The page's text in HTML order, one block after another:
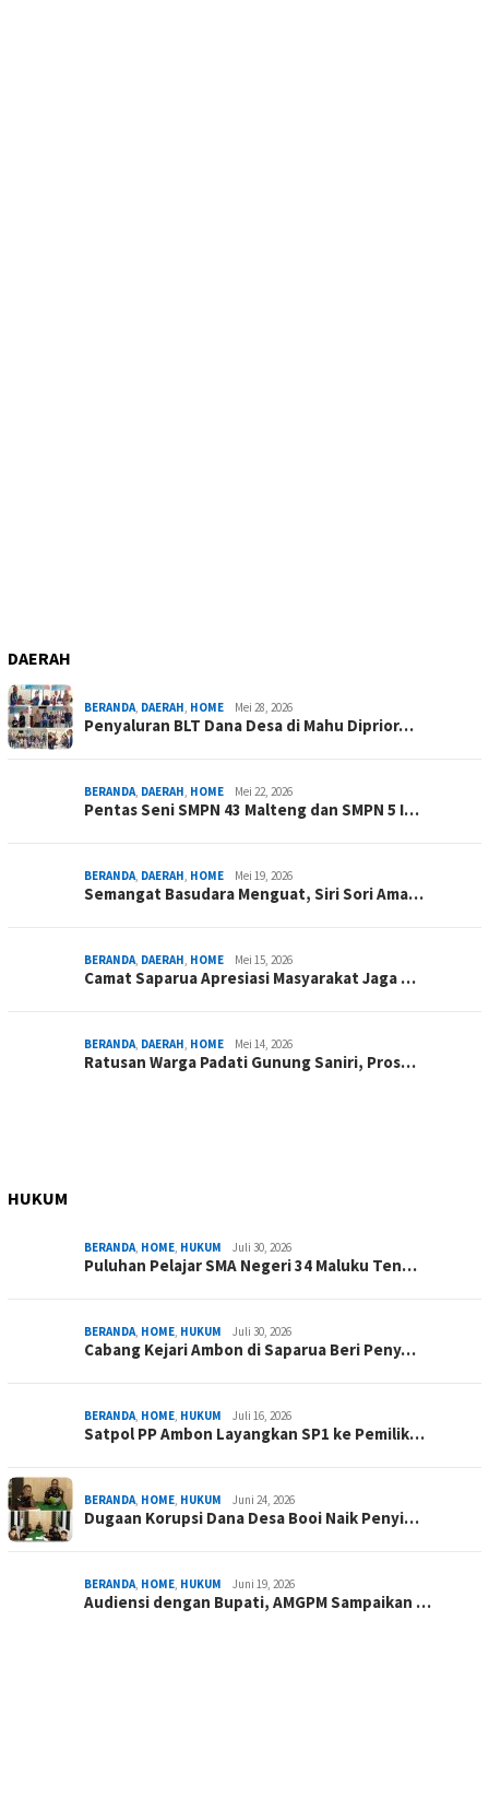
DAERAH
BERANDA, DAERAH, HOME Mei 28, 2026
Penyaluran BLT Dana Desa di Mahu Diprior…
BERANDA, DAERAH, HOME Mei 22, 2026
Pentas Seni SMPN 43 Malteng dan SMPN 5 I…
BERANDA, DAERAH, HOME Mei 19, 2026
Semangat Basudara Menguat, Siri Sori Ama…
BERANDA, DAERAH, HOME Mei 15, 2026
Camat Saparua Apresiasi Masyarakat Jaga …
BERANDA, DAERAH, HOME Mei 14, 2026
Ratusan Warga Padati Gunung Saniri, Pros…
HUKUM
BERANDA, HOME, HUKUM Juli 30, 2026
Puluhan Pelajar SMA Negeri 34 Maluku Ten…
BERANDA, HOME, HUKUM Juli 30, 2026
Cabang Kejari Ambon di Saparua Beri Peny…
BERANDA, HOME, HUKUM Juli 16, 2026
Satpol PP Ambon Layangkan SP1 ke Pemilik…
BERANDA, HOME, HUKUM Juni 24, 2026
Dugaan Korupsi Dana Desa Booi Naik Penyi…
BERANDA, HOME, HUKUM Juni 19, 2026
Audiensi dengan Bupati, AMGPM Sampaikan …